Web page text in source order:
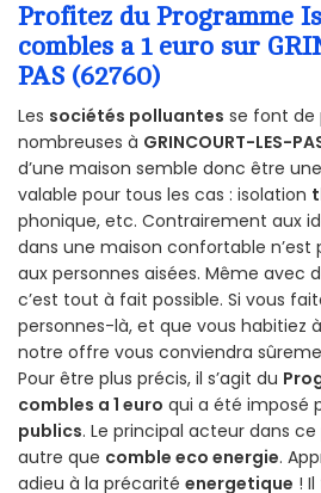
Profitez du Programme
combles a 1 euro sur
PAS (62760)
Les sociétés polluantes se font de
nombreuses à GRINCOURT-LES-
d’une maison semble donc être
valable pour tous les cas : isolation
phonique, etc. Contrairement aux
dans une maison confortable n’est
aux personnes aisées. Même avec
c’est tout à fait possible. Si vous
personnes-là, et que vous habitiez à
notre offre vous conviendra
Pour être plus précis, il s’agit du
combles a 1 euro qui a été imposé
publics. Le principal acteur dans
autre que comble eco energie.
adieu à la précarité energetique !